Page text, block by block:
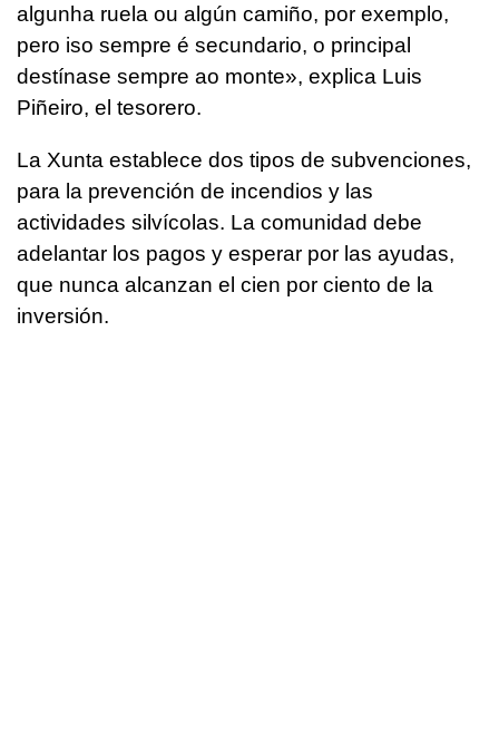
algunha ruela ou algún camiño, por exemplo,
pero iso sempre é secundario, o principal
destínase sempre ao monte», explica Luis
Piñeiro, el tesorero.
La Xunta establece dos tipos de subvenciones,
para la prevención de incendios y las
actividades silvícolas. La comunidad debe
adelantar los pagos y esperar por las ayudas,
que nunca alcanzan el cien por ciento de la
inversión.